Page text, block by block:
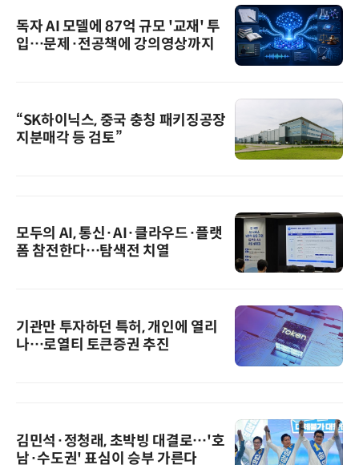
독자 AI 모델에 87억 규모 '교재' 투
입…문제·전공책에 강의영상까지
“SK하이닉스, 중국 충칭 패키징공장
지분매각 등 검토”
모두의 AI, 통신·AI·클라우드·플랫
폼 참전한다…탐색전 치열
기관만 투자하던 특허, 개인에 열리
나…로열티 토큰증권 추진
김민석·정청래, 초박빙 대결로…'호
남·수도권' 표심이 승부 가른다